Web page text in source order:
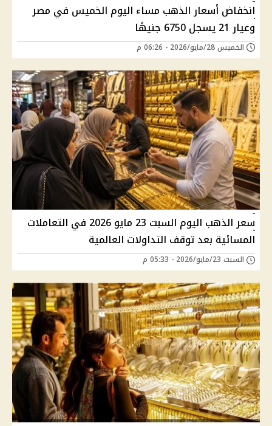
انخفاض أسعار الذهب مساء اليوم الخميس في مصر
وعيار 21 يسجل 6750 جنيهًا
الخميس 28/مايو/2026 - 06:26 م
سعر الذهب اليوم السبت 23 مايو 2026 في التعاملات
المسائية بعد توقف التداولات العالمية
السبت 23/مايو/2026 - 05:33 م